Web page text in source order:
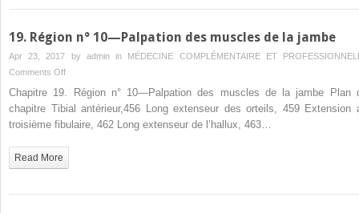
ceinture
19. Région n° 10—Palpation des muscles de la jambe
Apr 23, 2017 by adminin MÉDECINE COMPLÉMENTAIRE ET
Comments Offon
19.
Région
n°
Palpation
Chapitre 19. Région n° 10—Palpation des muscles de la jambe Plan
chapitre Tibial antérieur,456 Long extenseur des orteils, 459 Extension
troisième fibulaire, 462 Long extenseur de l’hallux, 463…
Read More